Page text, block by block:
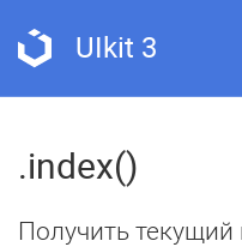
UIkit 3
.index()
Получить